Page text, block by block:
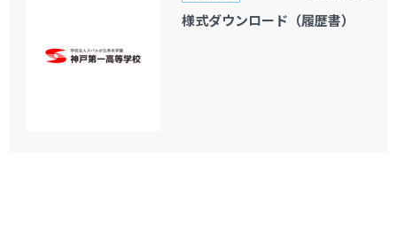
様式ダウンロード（履歴書）